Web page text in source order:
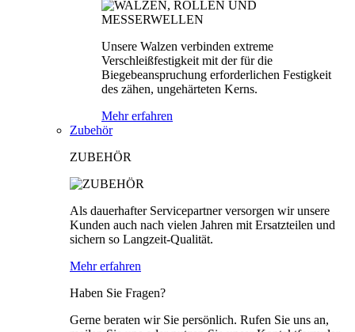
Unsere Walzen verbinden extreme
Verschleißfestigkeit mit der für die
Biegebeanspruchung erforderlichen Festigkeit
des zähen, ungehärteten Kerns.
Mehr erfahren
Zubehör
ZUBEHÖR
Als dauerhafter Servicepartner versorgen wir unsere
Kunden auch nach vielen Jahren mit Ersatzteilen und
sichern so Langzeit-Qualität.
Mehr erfahren
Haben Sie Fragen?
Gerne beraten wir Sie persönlich. Rufen Sie uns an,